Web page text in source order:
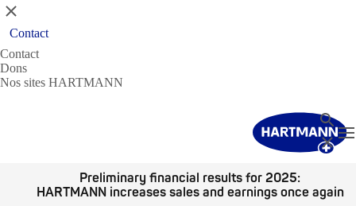
Fermer
Contact
Contact
Dons
Nos sites HARTMANN
Fermer
Preliminary financial results for 2025:
HARTMANN increases sales and earnings once again